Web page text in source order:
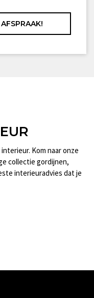
Kom naar onze
collectie gordijnen,
interieuradvies dat je